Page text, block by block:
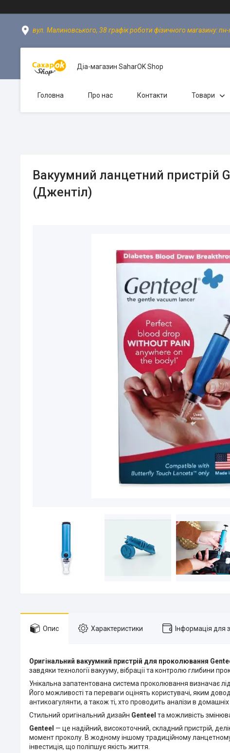
вул. Малиновського, 38 графік роботи фізичного магазину:
Діа-магазин SaharOK Shop
Головна Про нас Контакти Товари
Вакуумний ланцетний пристрій
(Джентіл)
Опис Характеристики Інформація для
Оригінальний вакуумний пристрій для проколювання
завдяки технології вакууму, вібрації та контролю глибини
Унікальна запатентована система проколювання визначає
Його можливості та переваги оцінять користувачі, яким
антикоагулянти, а також ті, хто проводить аналізи в
Стильний оригінальний дизайн Genteel та можливість
Genteel — це надійний, високоточний, складний пристрій,
момент проколу. В жодному іншому традиційному ланцетному
інвестиція, що поліпшує якість життя.